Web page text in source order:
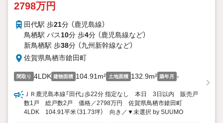
2798万円
田代駅 歩21分 （鹿児島線）
鳥栖駅 バス10分 歩4分 （鹿児島線など）
新鳥栖駅 歩38分 （九州新幹線など）
佐賀県鳥栖市鎗田町
間取り 4LDK 建物面積 104.91m² 土地面積 132.9m² 築年月 -
ＪＲ鹿児島本線「田代」歩22分 指定なし 本日 3日以内 販売戸
数1戸 総戸数2戸 価格／2798万円 佐賀県鳥栖市鎗田町
4LDK 104.91平米（31.73坪） 向き／▼未選択 by SUUMO